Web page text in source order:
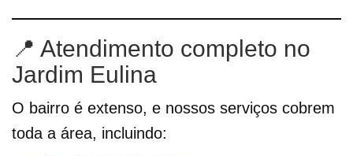
📍 Atendimento completo no
Jardim Eulina
O bairro é extenso, e nossos serviços cobrem
toda a área, incluindo: